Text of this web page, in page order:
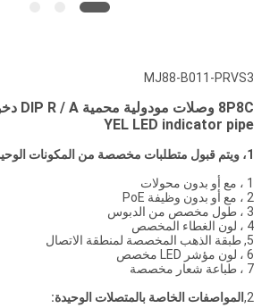
MJ88-B011-PRVS3
YEL LED indicator pipe
1، ويتم قبول متطلبات مخصصة من المكونات الوحيدة:
1 ، مع أو بدون محولات
2 ، مع أو بدون وظيفة PoE
3 ، طول مخصص من الدبوس
4 ، لون الغطاء المخصص
5, طبقة الذهب المخصصة لمنطقة الاتصال
6 ، لون مؤشر LED مخصص
7 ، طباعة شعار مخصصة
2,المواصفات الخاصة بالمتصلات الوحيدة: